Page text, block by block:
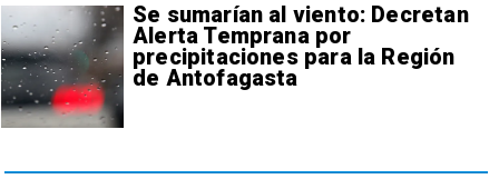
Se sumarían al viento: Decretan
Alerta Temprana por
precipitaciones para la Región
de Antofagasta